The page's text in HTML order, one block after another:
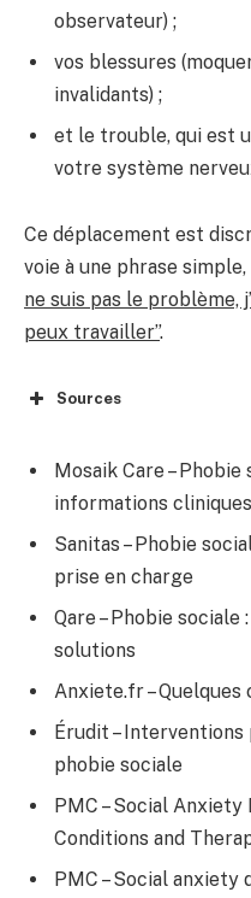
observateur) ;
vos blessures
invalidants) ;
et le trouble, qui est
votre système
Ce déplacement est
voie à une phrase
ne suis pas le problème,
peux travailler”.
Sources
Mosaik Care –
informations cliniques
Sanitas – Phobie
prise en charge
Qare – Phobie
solutions
Anxiete.fr –
Érudit –
phobie sociale
PMC – Social
Conditions and
PMC – Social anxiety